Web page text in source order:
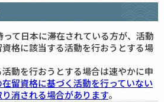
て日本に滞在されている方が、活動
格に該当する活動を行おうとする場
動を行おうとする場合は速やかに申
留資格に基づく活動を行っていない
消される場合があります。